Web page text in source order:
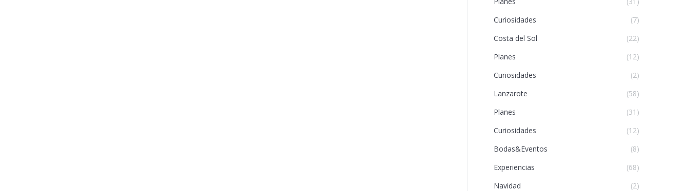
Curiosidades
(7)
Costa del Sol
(22)
Planes
(12)
Curiosidades
(2)
Lanzarote
(58)
Planes
(31)
Curiosidades
(12)
Bodas&Eventos
(8)
Experiencias
(68)
Navidad
(2)